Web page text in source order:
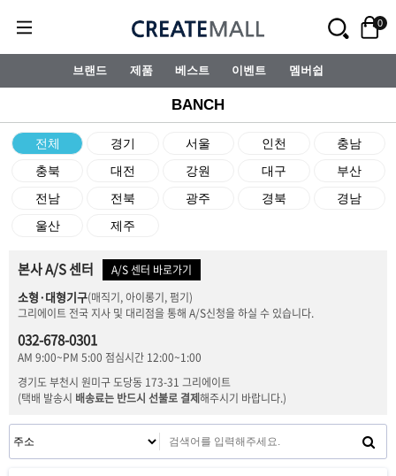
0
브랜드 제품 베스트 이벤트 멤버쉽
BANCH
전체 경기 서울 인천
충남
충북
대전 강원 대구
부산
전남
전북 광주 경북
경남
울산
제주
본사 A/S 센터 A/S 센터 바로가기
소형·대형기구(매직기, 아이롱기, 펌기)
그리에이트 전국 지사 및 대리점을 통해 A/S신청을 하실 수 있습니다.
032-678-0301
AM 9:00~PM 5:00 점심시간 12:00~1:00
경기도 부천시 원미구 도당동 173-31 그리에이트
(택배 발송시 배송료는 반드시 선불로 결제해주시기 바랍니다.)